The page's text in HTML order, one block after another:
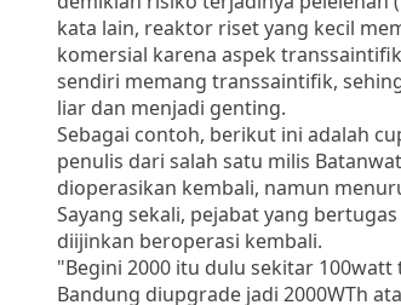
kata lain, reaktor riset yang kecil
komersial karena aspek
sendiri memang transsaintifik,
liar dan menjadi genting.
Sebagai contoh, berikut ini adalah
penulis dari salah satu milis
dioperasikan kembali, namun
Sayang sekali, pejabat yang
diijinkan beroperasi kembali.
"Begini 2000 itu dulu sekitar
Bandung diupgrade jadi 2000WTh